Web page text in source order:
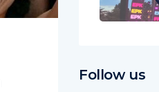
Follow us